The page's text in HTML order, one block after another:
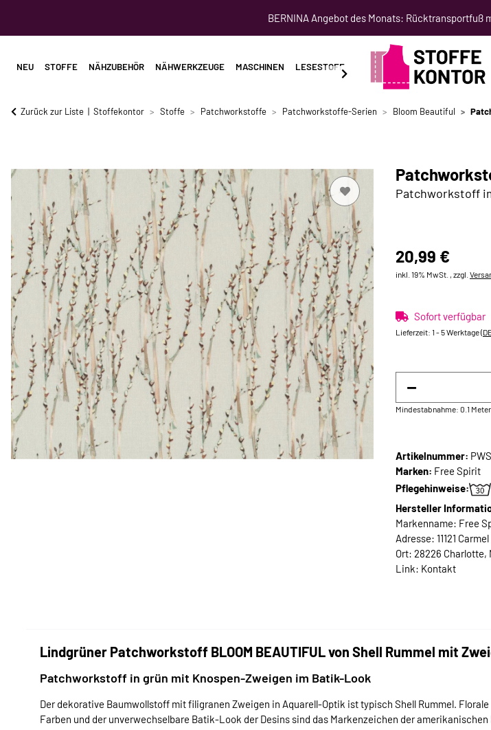
BERNINA Angebot des Monats: Rücktransportfuß
NEU STOFFE NÄHZUBEHÖR NÄHWERKZEUGE MASCHINEN LESESTOFF SCHNITTMUSTER NÄHKURSE
Zurück zur Liste Stoffekontor Stoffe Patchworkstoffe Patchworkstoffe-Serien Bloom Beautiful
Patchworkstoff
20,99 €
inkl. 19% MwSt. , zzgl.
Sofort verfügbar
Lieferzeit: 1 - 5 Werktage
Mindestabnahme: 0.1 Meter
Artikelnummer:
Marken: Free Spirit
Pflegehinweise:
Hersteller
Markenname: Free
Adresse: 11121
Ort: 28226 Charlotte,
Link: Kontakt
Lindgrüner Patchworkstoff BLOOM BEAUTIFUL von Shell Rummel mit
Patchworkstoff in grün mit Knospen-Zweigen im Batik-Look
Der dekorative Baumwollstoff mit filigranen Zweigen in Aquarell-Optik ist typisch Shell Rummel.
Farben und der unverwechselbare Batik-Look der Desins sind das Markenzeichen der amerikanischen